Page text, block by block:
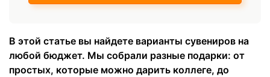
В этой статье вы найдете варианты сувениров на
любой бюджет. Мы собрали разные подарки: от
простых, которые можно дарить коллеге, до